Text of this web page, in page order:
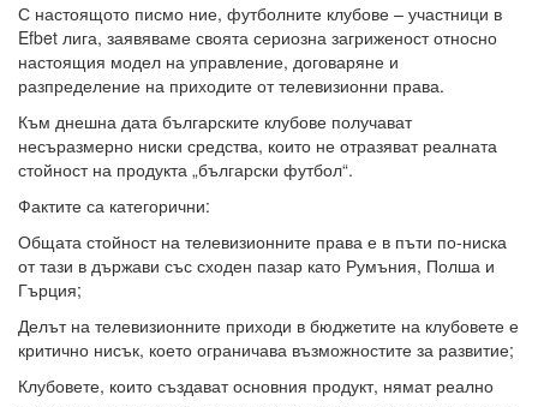
С настоящото писмо ние, футболните клубове – участници в
Efbet лига, заявяваме своята сериозна загриженост относно
настоящия модел на управление, договаряне и
разпределение на приходите от телевизионни права.
Към днешна дата българските клубове получават
несъразмерно ниски средства, които не отразяват реалната
стойност на продукта „български футбол“.
Фактите са категорични:
Общата стойност на телевизионните права е в пъти по-ниска
от тази в държави със сходен пазар като Румъния, Полша и
Гърция;
Делът на телевизионните приходи в бюджетите на клубовете е
критично нисък, което ограничава възможностите за развитие;
Клубовете, които създават основния продукт, нямат реално